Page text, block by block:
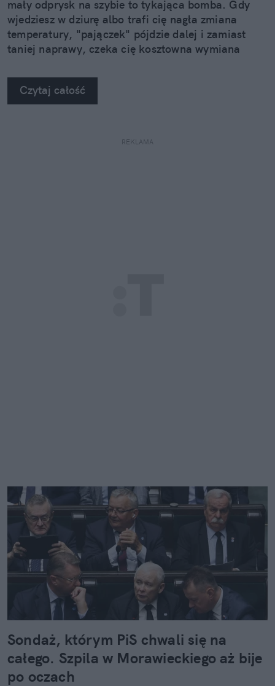
mały odprysk na szybie to tykająca bomba. Gdy
wjedziesz w dziurę albo trafi cię nagła zmiana
temperatury, "pajączek" pójdzie dalej i zamiast
taniej naprawy, czeka cię kosztowna wymiana
na własne oczy zobaczyć, jak profesjonaliści radzą
sobie z takimi uszkodzeniami.
Czytaj całość
REKLAMA
Sondaż, którym PiS chwali się na
całego. Szpila w Morawieckiego aż bije
po oczach